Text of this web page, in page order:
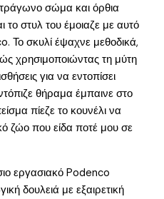
σώμα και όρθια
το στυλ του έμοιαζε με αυτό
Το σκυλί έψαχνε μεθοδικά,
χρησιμοποιώντας τη μύτη
για να εντοπίσει
θήραμα έμπαινε στο
πίεζε το κουνέλι να
ζώο που είδα ποτέ μου σε
εργασιακό Podenco
δουλειά με εξαιρετική